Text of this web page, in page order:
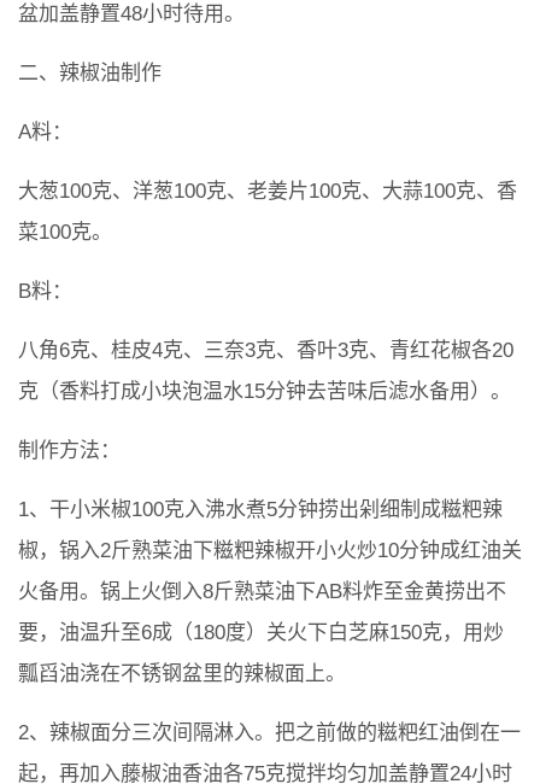
盆加盖静置48小时待用。
二、辣椒油制作
A料：
大葱100克、洋葱100克、老姜片100克、大蒜100克、香
菜100克。
B料：
八角6克、桂皮4克、三奈3克、香叶3克、青红花椒各20
克（香料打成小块泡温水15分钟去苦味后滤水备用）。
制作方法：
1、干小米椒100克入沸水煮5分钟捞出剁细制成糍粑辣
椒，锅入2斤熟菜油下糍粑辣椒开小火炒10分钟成红油关
火备用。锅上火倒入8斤熟菜油下AB料炸至金黄捞出不
要，油温升至6成（180度）关火下白芝麻150克，用炒
瓢舀油浇在不锈钢盆里的辣椒面上。
2、辣椒面分三次间隔淋入。把之前做的糍粑红油倒在一
起，再加入藤椒油香油各75克搅拌均匀加盖静置24小时